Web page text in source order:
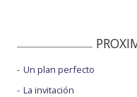
Un plan perfecto
La invitación